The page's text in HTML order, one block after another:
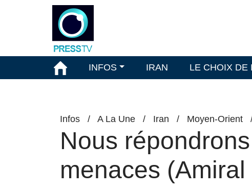
INFOS IRAN LE CHOIX DE
Infos / A La Une / Iran / Moyen-Orient
Nous
menaces